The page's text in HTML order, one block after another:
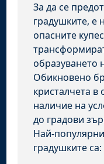
За да се
градушките, е
опасните
образуването
Обикновено
кристалчета в
наличие на
до градови
Най-
градушките са: